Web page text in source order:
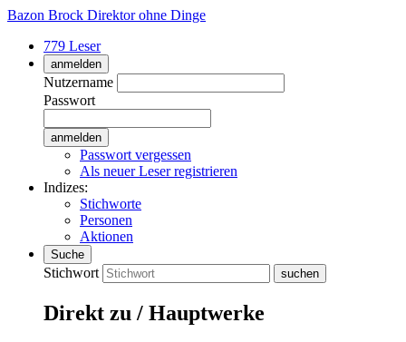
Bazon Brock Direktor ohne Dinge
779 Leser
anmelden
Nutzername
Passwort
Passwort vergessen
Als neuer Leser registrieren
Indizes:
Stichworte
Personen
Aktionen
Suche
Stichwort
Direkt zu / Hauptwerke